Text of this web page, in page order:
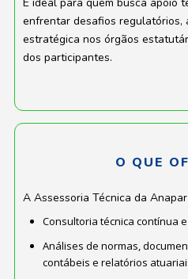
enfrentar desafios regulatórios,
estratégica nos órgãos
dos participantes.
O QUE
A Assessoria Técnica da
Consultoria técnica contínua
Análises de normas,
contábeis e relatórios